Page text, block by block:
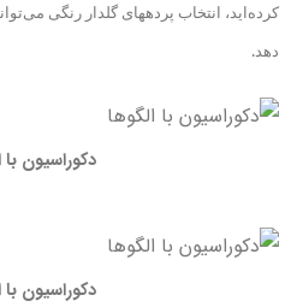
کرده‌اید، انتخاب پردههای گلدار رنگی
دهد.
دکوراسیون با
دکوراسیون با